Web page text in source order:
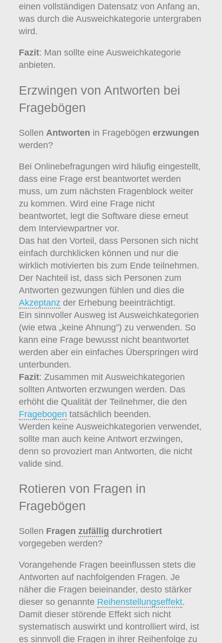
einen vollständigen Datensatz von Anfang an,
was durch die Ausweichkategorie untergraben
wird.
Fazit: Man sollte eine Ausweichkategorie
anbieten.
Erzwingen von Antworten bei
Fragebögen
Sollen Antworten in Fragebögen erzwungen
werden?
Bei Onlinebefragungen wird häufig eingestellt,
dass eine Frage erst beantwortet werden
muss, um zum nächsten Fragenblock weiter
zu kommen. Wird eine Frage nicht
beantwortet, legt die Software diese erneut
dem Interviewpartner vor.
Das hat den Vorteil, dass Personen sich nicht
einfach durchklicken können und nur die
wirklich motivierten bis zum Ende teilnehmen.
Der Nachteil ist, dass sich Personen zum
Antworten gezwungen fühlen und dies die
Akzeptanz der Erhebung beeinträchtigt.
Ein sinnvoller Ausweg ist Ausweichkategorien
(wie etwa „keine Ahnung”) zu verwenden. So
kann eine Frage bewusst nicht beantwortet
werden aber ein einfaches Überspringen wird
unterbunden.
Fazit: Zusammen mit Ausweichkategorien
sollten Antworten erzwungen werden. Das
erhöht die Qualität der Teilnehmer, die den
Fragebogen tatsächlich beenden.
Werden keine Ausweichkategorien verwendet,
sollte man auch keine Antwort erzwingen,
denn so provoziert man Antworten, die nicht
valide sind.
Rotieren von Fragen in
Fragebögen
Sollen Fragen zufällig durchrotiert
vorgegeben werden?
Vorangehende Fragen beeinflussen stets die
Antworten auf nachfolgenden Fragen. Je
näher die Fragen beieinander, desto stärker
dieser so genannte Reihenstellungseffekt.
Damit dieser störende Effekt sich nicht
systematisch auswirkt und kontrolliert wird, ist
es sinnvoll die Fragen in ihrer Reihenfolge zu